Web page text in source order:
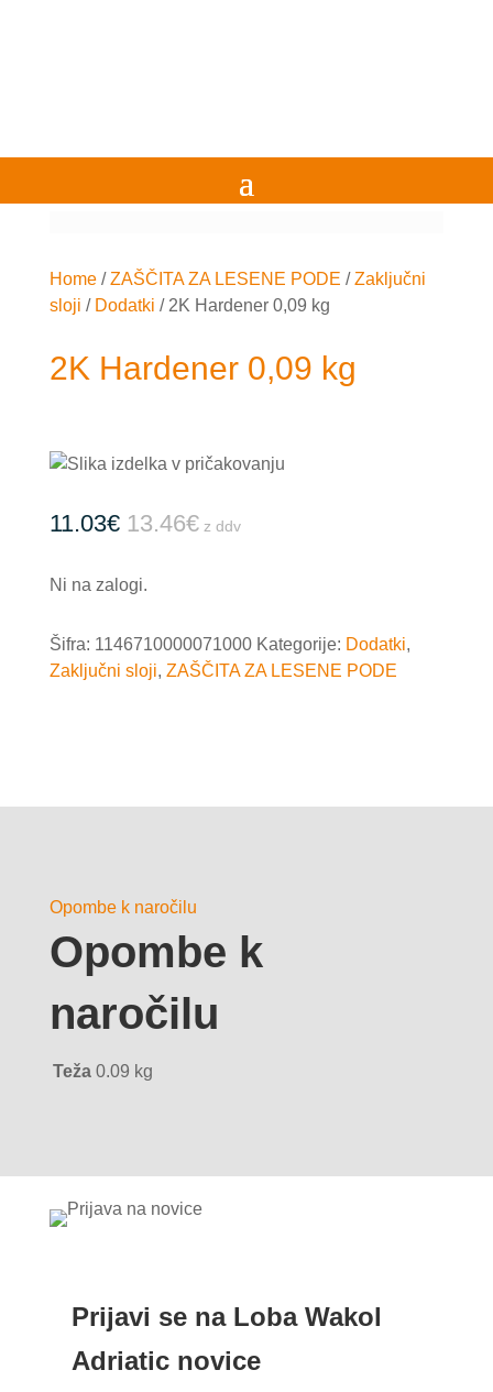
Home/ZAŠČITA ZA LESENE PODE /Zaključni
sloji / Dodatki / 2K Hardener 0,09 kg
2K Hardener 0,09 kg
11.03€ 13.46€z ddv
Ni na zalogi.
Šifra: 1146710000071000 Kategorije: Dodatki,
Zaključni sloji, ZAŠČITA ZA LESENE PODE
Opombe k naročilu
Opombe k
naročilu
Teža 0.09 kg
Prijavi se na Loba Wakol
Adriatic novice